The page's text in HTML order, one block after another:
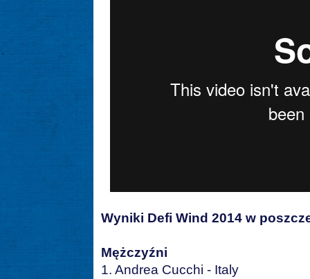
Wyniki Defi Wind 2014 w
Mężczyźni
1. Andrea Cucchi - Italy